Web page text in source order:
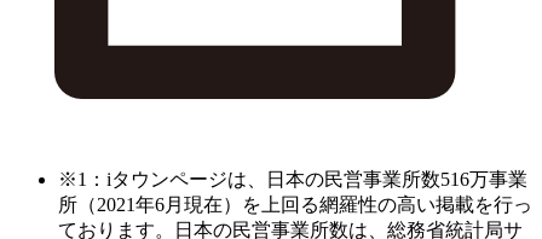
※1：iタウンページは、日本の民営事業所数516万事業
所（2021年6月現在）を上回る網羅性の高い掲載を行っ
ております。日本の民営事業所数は、総務省統計局サ